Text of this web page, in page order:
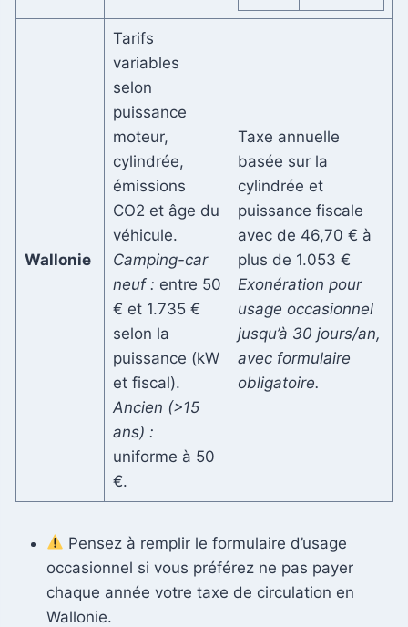
Wallonie
Tarifs
variables
selon
puissance
moteur,
cylindrée,
émissions
CO2 et âge du
véhicule.
Camping-car
neuf : entre 50
€ et 1.735 €
selon la
puissance (kW
et fiscal).
Ancien (>15
ans) :
uniforme à 50
€.
Taxe annuelle
basée sur la
cylindrée et
puissance fiscale
avec de 46,70 € à
plus de 1.053 €
Exonération pour
usage occasionnel
jusqu’à 30 jours/an,
avec formulaire
obligatoire.
Pensez à remplir le formulaire d’usage
occasionnel si vous préférez ne pas payer
chaque année votre taxe de circulation en
Wallonie.